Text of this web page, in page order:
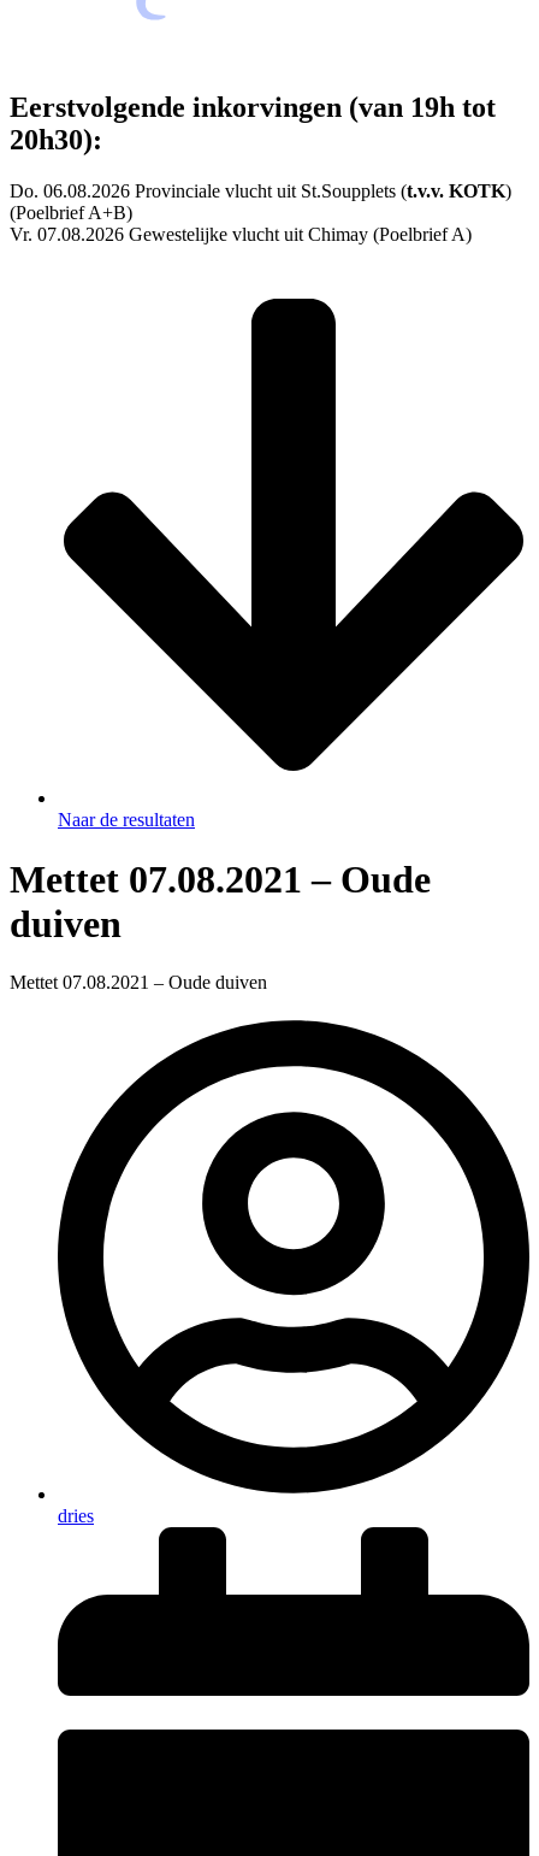
Eerstvolgende inkorvingen (van 19h tot
20h30):
Do. 06.08.2026 Provinciale vlucht uit St.Soupplets (t.v.v. KOTK)
(Poelbrief A+B)
Vr. 07.08.2026 Gewestelijke vlucht uit Chimay (Poelbrief A)
Naar de resultaten
Mettet 07.08.2021 – Oude
duiven
Mettet 07.08.2021 – Oude duiven
dries